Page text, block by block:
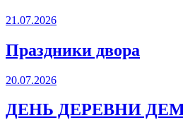
21.07.2026
Праздники двора
20.07.2026
ДЕНЬ ДЕРЕВНИ